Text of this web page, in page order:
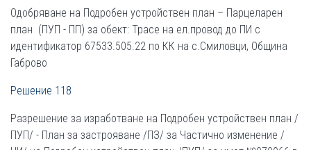
Одобряване на Подробен устройствен план – Парцеларен
план (ПУП - ПП) за обект: Трасе на ел.провод до ПИ с
идентификатор 67533.505.22 по КК на с.Смиловци, Община
Габрово
Решение 118
Разрешение за изработване на Подробен устройствен план /
ПУП/ - План за застрояване /ПЗ/ за Частично изменение /